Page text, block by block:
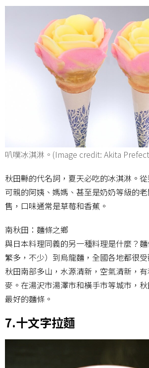
叭噗冰淇淋。(Image credit: Akita
秋田縣的代名詞，夏天必吃的冰淇淋。
可親的阿姨、媽媽、甚至是奶奶等級的
售，口味通常是草莓和香蕉。
南秋田：麵條之鄉
與日本料理同義的另一種料理是什麼？
繁多，不少）到烏龍麵，全國各地都很
秋田南部多山，水源清新，空氣清新，
麥。在湯沢市湯澤市和橫手市等城市，
最好的麵條。
7.十文字拉麵